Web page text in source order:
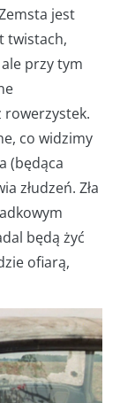
jest
twistach,
przy tym
rowerzystek.
co widzimy
(będąca
złudzeń. Zła
będą żyć
ofiarą,